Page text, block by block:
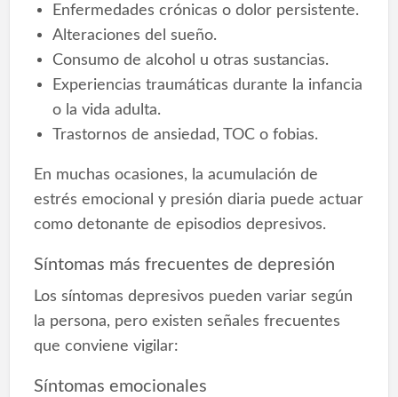
Enfermedades crónicas o dolor persistente.
Alteraciones del sueño.
Consumo de alcohol u otras sustancias.
Experiencias traumáticas durante la infancia
o la vida adulta.
Trastornos de ansiedad, TOC o fobias.
En muchas ocasiones, la acumulación de
estrés emocional y presión diaria puede actuar
como detonante de episodios depresivos.
Síntomas más frecuentes de depresión
Los síntomas depresivos pueden variar según
la persona, pero existen señales frecuentes
que conviene vigilar:
Síntomas emocionales